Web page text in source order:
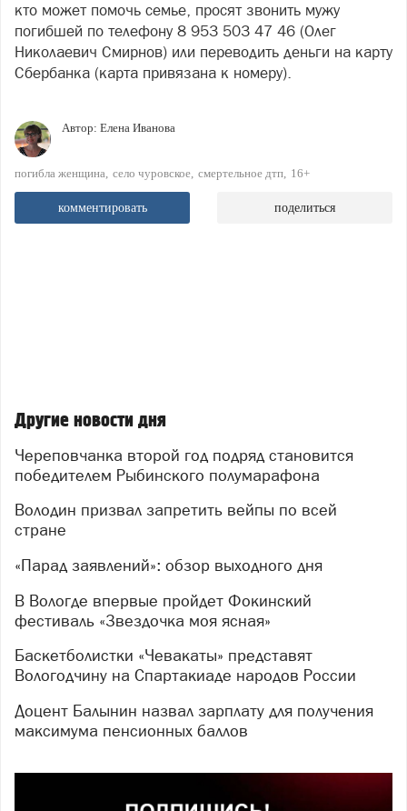
кто может помочь семье, просят звонить мужу
погибшей по телефону 8 953 503 47 46 (Олег
Николаевич Смирнов) или переводить деньги на карту
Сбербанка (карта привязана к номеру).
Автор: Елена Иванова
погибла женщина село чуровское смертельное дтп 16+
комментировать поделиться
Другие новости дня
Череповчанка второй год подряд становится
победителем Рыбинского полумарафона
Володин призвал запретить вейпы по всей
стране
«Парад заявлений»: обзор выходного дня
В Вологде впервые пройдет Фокинский
фестиваль «Звездочка моя ясная»
Баскетболистки «Чевакаты» представят
Вологодчину на Спартакиаде народов России
Доцент Балынин назвал зарплату для получения
максимума пенсионных баллов